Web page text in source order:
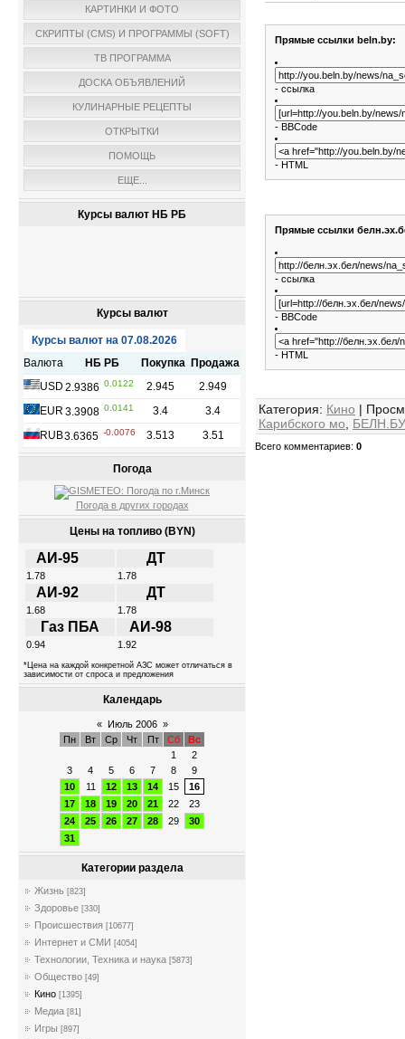
КАРТИНКИ И ФОТО
СКРИПТЫ (CMS) И ПРОГРАММЫ (SOFT)
ТВ ПРОГРАММА
ДОСКА ОБЪЯВЛЕНИЙ
КУЛИНАРНЫЕ РЕЦЕПТЫ
ОТКРЫТКИ
ПОМОЩЬ
ЕЩЕ...
Курсы валют НБ РБ
Курсы валют
Погода
Погода в других городах
Цены на топливо (BYN)
АИ-95 ДТ
1.78 1.78
АИ-92 ДТ
1.68 1.78
Газ ПБА АИ-98
0.94 1.92
*Цена на каждой конкретной АЗС может отличаться в
зависимости от спроса и предложения
Календарь
« Июль 2006 »
Пн
Вт Ср Чт Пт Сб
Вс
1
2
3
4 5 6 7 8
9
10
11 12 13 14 15
16
17
18 19 20 21 22
23
24
25 26 27 28 29
30
31
Категории раздела
Жизнь [823]
Здоровье [330]
Происшествия [10677]
Интернет и СМИ [4054]
Технологии, Техника и наука [5873]
Общество [49]
Кино [1395]
Медиа [81]
Игры [897]
Прямые ссылки beln.by:
- ссылка
- BBCode
- HTML
Прямые ссылки
- ссылка
- BBCode
- HTML
Категория: Кино |
Карибского мо
БЕЛН.БУ
Всего комментариев: 0